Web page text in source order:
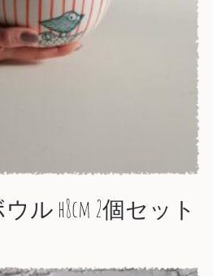
ル h8cm 2個セット